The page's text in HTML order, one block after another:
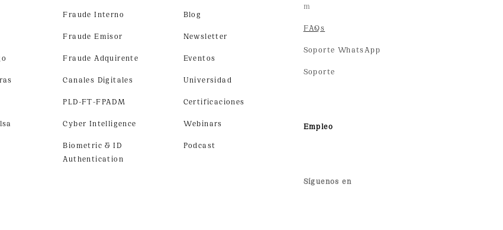
Fraude Interno
Fraude Emisor
Fraude Adquirente
Canales Digitales
PLD-FT-FPADM
Cyber Intelligence
Biometric & ID
Authentication
Blog
Newsletter
Eventos
Universidad
Certificaciones
Webinars
Podcast
m
FAQs
Soporte WhatsApp
Soporte
Empleo
Síguenos en